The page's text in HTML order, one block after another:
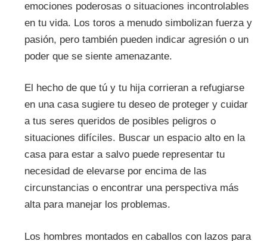
emociones poderosas o situaciones incontrolables
en tu vida. Los toros a menudo simbolizan fuerza y
pasión, pero también pueden indicar agresión o un
poder que se siente amenazante.
El hecho de que tú y tu hija corrieran a refugiarse
en una casa sugiere tu deseo de proteger y cuidar
a tus seres queridos de posibles peligros o
situaciones difíciles. Buscar un espacio alto en la
casa para estar a salvo puede representar tu
necesidad de elevarse por encima de las
circunstancias o encontrar una perspectiva más
alta para manejar los problemas.
Los hombres montados en caballos con lazos para